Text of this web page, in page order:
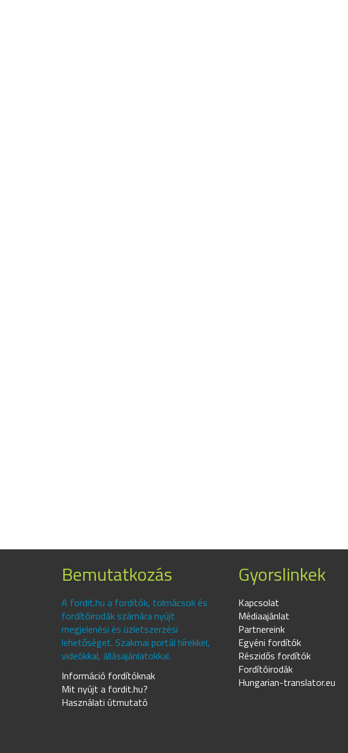
Bemutatkozás
A fordit.hu a fordítók, tolmácsok és
fordítóirodák számára nyújt
megjelenési és üzletszerzési
lehetőséget. Szakmai portál hírekkel,
videókkal, állásajánlatokkal.
Információ fordítóknak
Mit nyújt a fordit.hu?
Használati útmutató
Gyorslinkek
Kapcsolat
Médiaajánlat
Partnereink
Egyéni fordítók
Részidős fordítók
Fordítóirodák
Hungarian-translator.eu